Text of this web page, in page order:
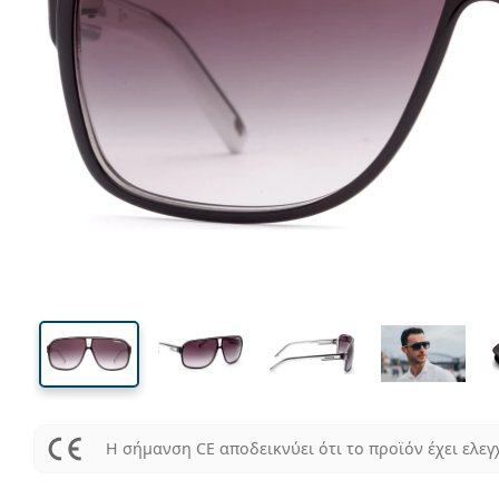
Ύψος φακού Μήκος φακού
Μήκος
Η σήμανση CE αποδεικνύει ότι το προϊόν έχει